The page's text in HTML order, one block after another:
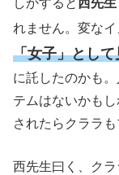
れません。変な
「女子」とし
に託したのかも
テムはないかも
されたらクララ
西先生曰く、クラ